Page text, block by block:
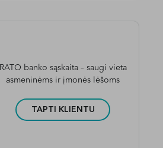
RATO banko sąskaita – saugi vieta
asmeninėms ir įmonės lėšoms
TAPTI KLIENTU